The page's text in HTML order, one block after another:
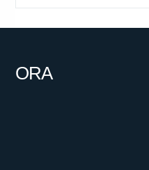
ORA